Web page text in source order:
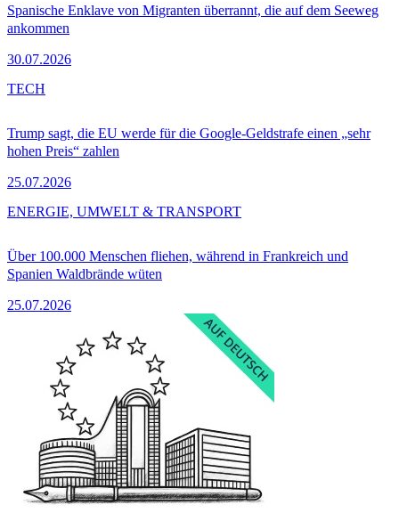
Spanische Enklave von Migranten überrannt, die auf dem Seeweg
ankommen
30.07.2026
Trump sagt, die EU werde für die Google-Geldstrafe einen „sehr
hohen Preis“ zahlen
25.07.2026
TECH
Über 100.000 Menschen fliehen, während in Frankreich und
Spanien Waldbrände wüten
25.07.2026
ENERGIE, UMWELT & TRANSPORT